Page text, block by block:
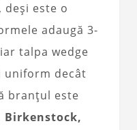
este o
adaugă 3-
talpa wedge
uniform decât
branțul este